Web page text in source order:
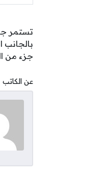
تستمر
بالجانب
جزء من
عن الكاتب